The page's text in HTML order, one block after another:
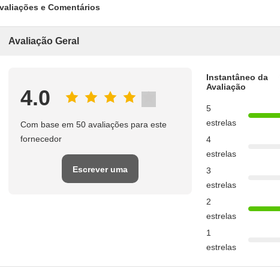
e Comentários
Avaliação Geral
4.0
Com base em 50 avaliações para este
fornecedor
Escrever uma
Instantâneo da
Avaliação
5
estrelas
4
estrelas
3
estrelas
2
estrelas
1
estrelas